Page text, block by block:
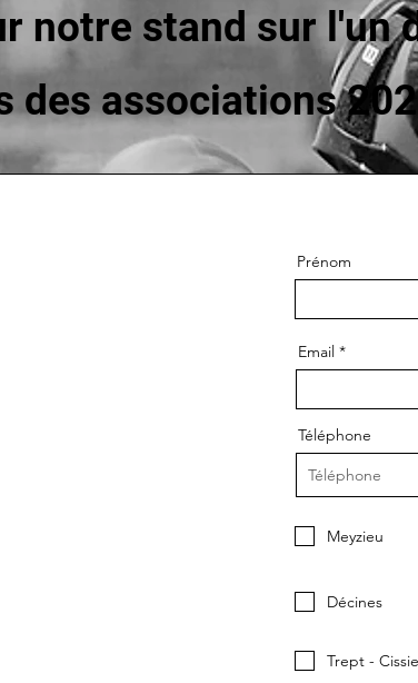
notre stand sur l'un
des associations
Prénom
Email
Téléphone
Meyzieu
Décines
Trept -